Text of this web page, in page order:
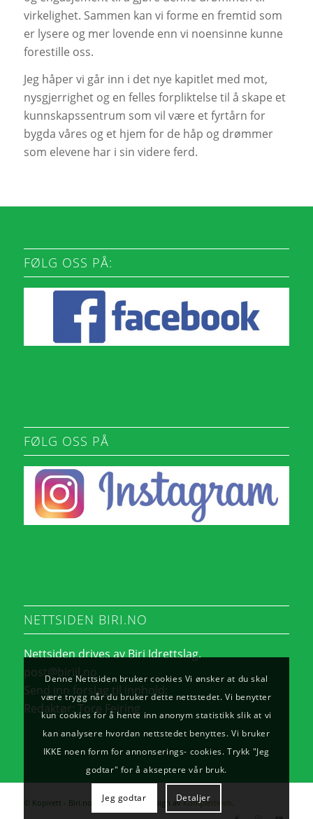
virkelighet. Sammen kan vi forme en fremtid som
er lysere og mer lovende enn vi noensinne kunne
forestille oss.
Jeg håper vi går inn i det nye kapitlet med mot,
nysgjerrighet og en felles forpliktelse til å skape et
kunnskapssentrum som vil være et fyrtårn for
bygda våres og et hjem for de håp og drømmer
som elevene har i sin videre ferd.
FØLG OSS PÅ:
FØLG OSS PÅ
NETTSIDEN BIRI.NO
Nettsiden drives av Biri Idrettslag.
post@biriil.no
Send inn forslag til innhold:
Redaktør:Tore Feiring
© Kopirett - Biri.no. - Utvikling og design avKomplettweb.
Denne Nettsiden bruker cookies Vi ønsker at du skal
være trygg når du bruker dette nettstedet. Vi benytter
kun cookies for å hente inn anonym statistikk slik at vi
kan analysere hvordan nettstedet benyttes. Vi bruker
IKKE noen form for annonserings- cookies. Trykk "Jeg
godtar" for å akseptere vår bruk.
Jeg godtar Detaljer